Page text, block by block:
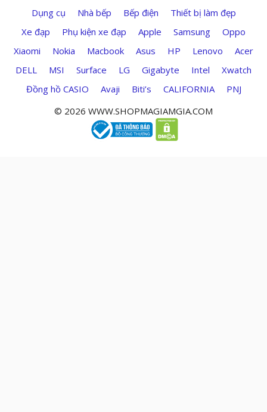
Dụng cụ
Nhà bếp Bếp điện
Thiết bị làm đẹp
Xe đạp
Phụ kiện xe đạp Apple Samsung
Oppo
Xiaomi
Nokia Macbook Asus HP Lenovo
Acer
DELL
MSI Surface LG Gigabyte Intel
Xwatch
Đồng hồ CASIO
Avaji Biti’s CALIFORNIA
PNJ
© 2026 WWW.SHOPMAGIAMGIA.COM